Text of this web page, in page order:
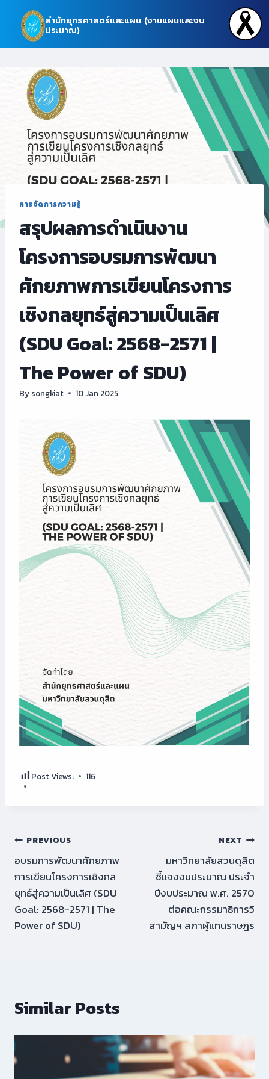
content
สำนักยุทธศาสตร์และแผน (งานแผนและงบ
ประมาณ)
การจัดการความรู้
สรุปผลการดำเนินงาน
โครงการอบรมการพัฒนา
ศักยภาพการเขียนโครงการ
เชิงกลยุทธ์สู่ความเป็นเลิศ
(SDU Goal: 2568-2571 |
The Power of SDU)
By songkiat 10 Jan 2025
Post Views: 116
Post
navigation
PREVIOUS
อบรมการพัฒนาศักยภาพ
การเขียนโครงการเชิงกล
ยุทธ์สู่ความเป็นเลิศ (SDU
Goal: 2568-2571 | The
Power of SDU)
NEXT
มหาวิทยาลัยสวนดุสิต
ชี้แจงงบประมาณ ประจำ
ปีงบประมาณ พ.ศ. 2570
ต่อคณะกรรมาธิการวิ
สามัญฯ สภาผู้แทนราษฎร
Similar Posts